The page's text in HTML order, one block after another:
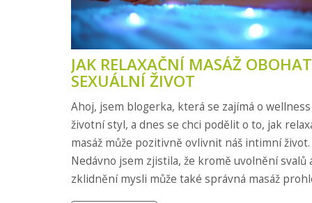
JAK RELAXAČNÍ MASÁŽ
SEXUÁLNÍ ŽIVOT
Ahoj, jsem blogerka, která se zajímá o
životní styl, a dnes se chci podělit o to, jak
masáž může pozitivně ovlivnit náš intimní život.
Nedávno jsem zjistila, že kromě uvolnění svalů
zklidnění mysli může také správná masáž